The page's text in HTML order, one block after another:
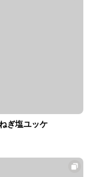
ぎ塩ユッケ